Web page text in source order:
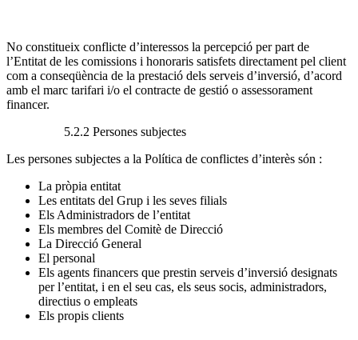
No constitueix conflicte d’interessos la percepció per part de
l’Entitat de les comissions i honoraris satisfets directament pel client
com a conseqüència de la prestació dels serveis d’inversió, d’acord
amb el marc tarifari i/o el contracte de gestió o assessorament
financer.
5.2.2 Persones subjectes
Les persones subjectes a la Política de conflictes d’interès són :
La pròpia entitat
Les entitats del Grup i les seves filials
Els Administradors de l’entitat
Els membres del Comitè de Direcció
La Direcció General
El personal
Els agents financers que prestin serveis d’inversió designats
per l’entitat, i en el seu cas, els seus socis, administradors,
directius o empleats
Els propis clients